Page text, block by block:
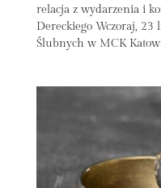
relacja z wydarzenia i
Dereckiego Wczoraj, 23
Ślubnych w MCK